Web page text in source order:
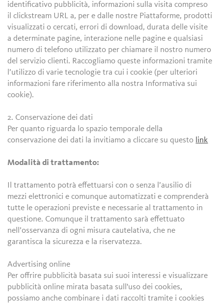
identificativo pubblicità, informazioni sulla visita compreso
il clickstream URL a, per e dalle nostre Piattaforme, prodotti
visualizzati o cercati, errori di download, durata delle visite
a determinate pagine, interazione nelle pagine e qualsiasi
numero di telefono utilizzato per chiamare il nostro numero
del servizio clienti. Raccogliamo queste informazioni tramite
l’utilizzo di varie tecnologie tra cui i cookie (per ulteriori
informazioni fare riferimento alla nostra Informativa sui
cookie).
2. Conservazione dei dati
Per quanto riguarda lo spazio temporale della
conservazione dei dati la invitiamo a cliccare su questo link
Modalità di trattamento:
Il trattamento potrà effettuarsi con o senza l’ausilio di
mezzi elettronici e comunque automatizzati e comprenderà
tutte le operazioni previste e necessarie al trattamento in
questione. Comunque il trattamento sarà effettuato
nell’osservanza di ogni misura cautelativa, che ne
garantisca la sicurezza e la riservatezza.
Advertising online
Per offrire pubblicità basata sui suoi interessi e visualizzare
pubblicità online mirata basata sull'uso dei cookies,
possiamo anche combinare i dati raccolti tramite i cookies